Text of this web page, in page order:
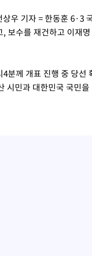
우 기자 = 한동훈 6·3
보수를 재건하고 이재
4분께 개표 진행 중 당
시민과 대한민국 국민